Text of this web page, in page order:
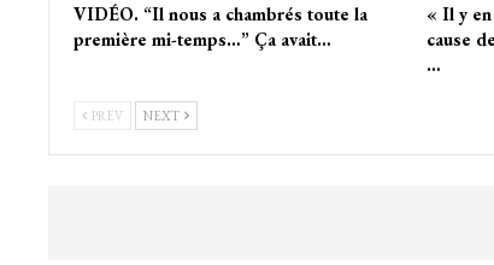
VIDÉO. “Il nous a chambrés toute la
première mi-temps…” Ça avait…
« Il y
cause
…
PREV NEXT